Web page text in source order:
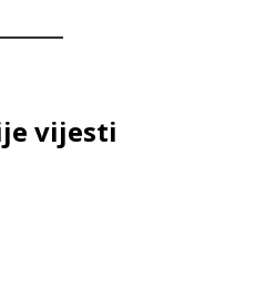
vijesti